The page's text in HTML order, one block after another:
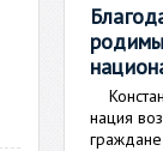
нация